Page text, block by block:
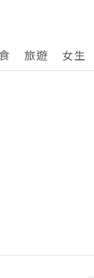
旅遊 女生